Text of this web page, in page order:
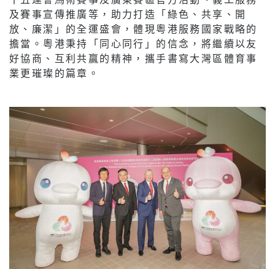
及賽事宣傳推廣等，助力打造「綠色、共享、開
放、廉潔」的全運盛會，體現粵港服務國家戰略的
擔當。粵港秉持「同心同行」的信念，將繼續以友
好協商、互利共贏的精神，攜手書寫大灣區體育事
業更璀璨的篇章。